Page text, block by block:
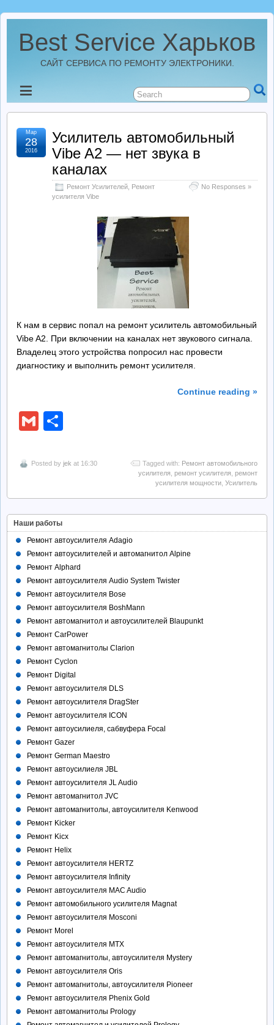
Best Service Харьков
САЙТ СЕРВИСА ПО РЕМОНТУ ЭЛЕКТРОНИКИ.
Новости
Best Service Харьков
Ремонт Усилителей
Ремонт Автомагнитол
Ремонт Видеорегистраторов
Контакты
Обратная Связь
Усилитель автомобильный
Vibe A2 — нет звука в
каналах
Ремонт Усилителей Ремонт
усилителя Vibe
No Responses »
Мар
28
2016
К нам в сервис попал на ремонт усилитель автомобильный
Vibe A2. При включении на каналах нет звукового сигнала.
Владелец этого устройства попросил нас провести
диагностику и выполнить ремонт усилителя.
Continue reading »
Gmail
Posted by jek at 16:30 Tagged with: Ремонт автомобильного
усилителя ремонт усилителя ремонт
усилителя мощности Усилитель
Наши работы
Ремонт автоусилителя Adagio
Ремонт автоусилителей и автомагнитол Alpine
Ремонт Alphard
Ремонт автоусилителя Audio System Twister
Ремонт автоусилителя Bose
Ремонт автоусилителя BoshMann
Ремонт автомагнитол и автоусилителей Blaupunkt
Ремонт CarPower
Ремонт автомагнитолы Clarion
Ремонт Cyclon
Ремонт Digital
Ремонт автоусилителя DLS
Ремонт автоусилителя DragSter
Ремонт автоусилителя ICON
Ремонт автоусилиеля, сабвуфера Focal
Ремонт Gazer
Ремонт German Maestro
Ремонт автоусилиеля JBL
Ремонт автоусилителя JL Audio
Ремонт автомагнитол JVC
Ремонт автомагнитолы, автоусилителя Kenwood
Ремонт Kicker
Ремонт Kicx
Ремонт Helix
Ремонт автоусилителя HERTZ
Ремонт автоусилителя Infinity
Ремонт автоусилителя MAC Audio
Ремонт автомобильного усилителя Magnat
Ремонт автоусилителя Mosconi
Ремонт Morel
Ремонт автоусилителя MTX
Ремонт автомагнитолы, автоусилителя Mystery
Ремонт автоусилителя Oris
Ремонт автомагнитолы, автоусилителя Pioneer
Ремонт автоусилителя Phenix Gold
Ремонт автомагнитолы Prology